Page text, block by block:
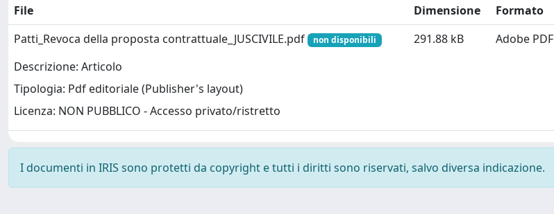
File
Dimensione
Formato
Patti_Revoca della proposta contrattuale_JUSCIVILE.pdf
non disponibili
Descrizione: Articolo
Tipologia: Pdf editoriale (Publisher's layout)
Licenza: NON PUBBLICO - Accesso privato/ristretto
291.88 kB Adobe PDF
I documenti in IRIS sono protetti da copyright e tutti i diritti sono riservati, salvo diversa indicazione.